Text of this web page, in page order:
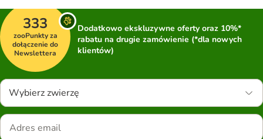
333
zooPunkty za
dołączenie do
Newslettera
Dodatkowo ekskluzywne oferty oraz 10%*
rabatu na drugie zamówienie (*dla nowych
klientów)
Wybierz zwierzę